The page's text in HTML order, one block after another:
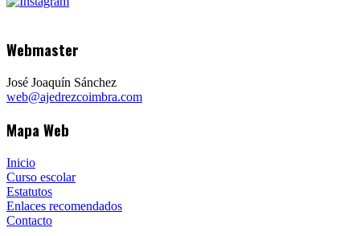
Webmaster
José Joaquín Sánchez
web@ajedrezcoimbra.com
Mapa Web
Inicio
Curso escolar
Estatutos
Enlaces recomendados
Contacto